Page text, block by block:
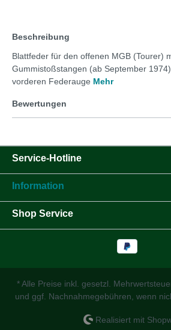
Beschreibung
Blattfeder für den offenen MGB (Tourer)
Gummistoßstangen (ab September
vorderen Federauge Mehr
Bewertungen
Service-Hotline
Information
Shop Service
* Alle Preise inkl. gesetzl.
und ggf. Nachnahmegebühren, wenn
Realisiert mit